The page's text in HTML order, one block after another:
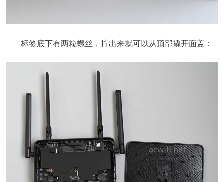
标签底下有两粒螺丝，拧出来就可以从顶部撬开面盖：